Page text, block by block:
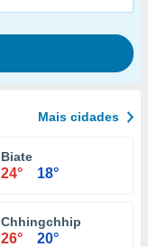
Mais cidades
Biate
24° 18°
Chhingchhip
26° 20°